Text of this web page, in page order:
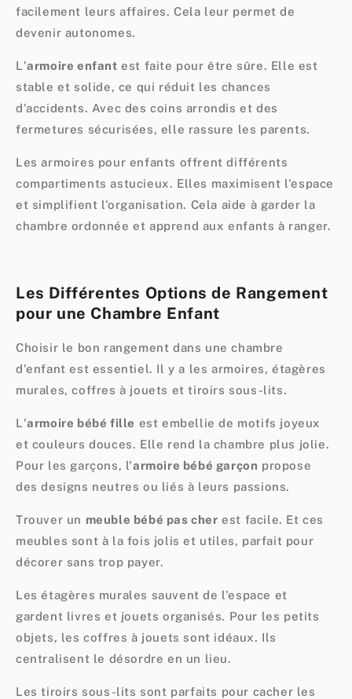
facilement leurs affaires. Cela leur permet de
devenir autonomes.
L'armoire enfant est faite pour être sûre. Elle est
stable et solide, ce qui réduit les chances
d'accidents. Avec des coins arrondis et des
fermetures sécurisées, elle rassure les parents.
Les armoires pour enfants offrent différents
compartiments astucieux. Elles maximisent l'espace
et simplifient l'organisation. Cela aide à garder la
chambre ordonnée et apprend aux enfants à ranger.
Les Différentes Options de Rangement
pour une Chambre Enfant
Choisir le bon rangement dans une chambre
d'enfant est essentiel. Il y a les armoires, étagères
murales, coffres à jouets et tiroirs sous-lits.
L'armoire bébé fille est embellie de motifs joyeux
et couleurs douces. Elle rend la chambre plus jolie.
Pour les garçons, l'armoire bébé garçon propose
des designs neutres ou liés à leurs passions.
Trouver un meuble bébé pas cher est facile. Et ces
meubles sont à la fois jolis et utiles, parfait pour
décorer sans trop payer.
Les étagères murales sauvent de l'espace et
gardent livres et jouets organisés. Pour les petits
objets, les coffres à jouets sont idéaux. Ils
centralisent le désordre en un lieu.
Les tiroirs sous-lits sont parfaits pour cacher les